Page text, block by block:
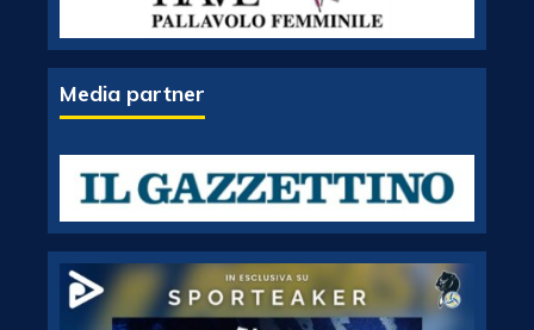
Media partner